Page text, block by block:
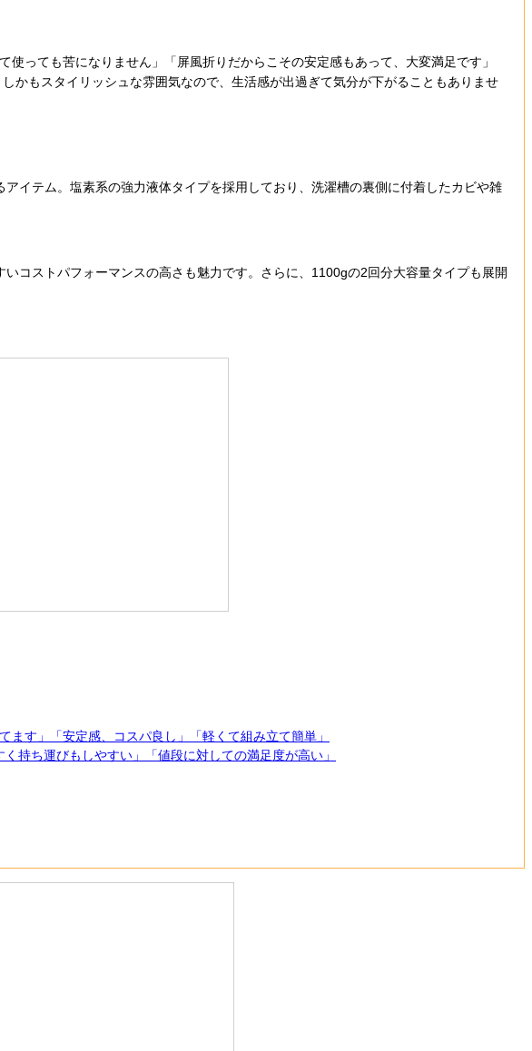
っても苦になりません」「屏風折りだからこその安定感もあって、大変満足です」
かもスタイリッシュな雰囲気なので、生活感が出過ぎて気分が下がることもありませ
イテム。塩素系の強力液体タイプを採用しており、洗濯槽の裏側に付着したカビや雑
コストパフォーマンスの高さも魅力です。さらに、1100gの2回分大容量タイプも展開
す」「安定感、コスパ良し」「軽くて組み立て簡単」
ち運びもしやすい」「値段に対しての満足度が高い」